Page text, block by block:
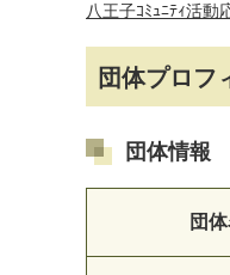
八王子ｺﾐｭﾆﾃｨ活
団体プロフ
団体情報
団